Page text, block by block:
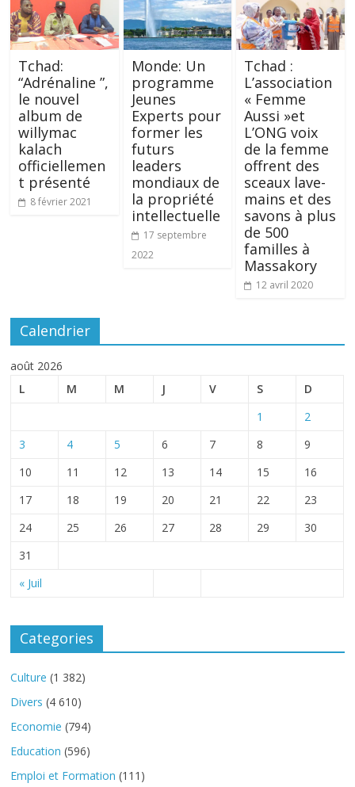
Tchad:
“Adrénaline ”,
le nouvel
album de
willymac
kalach
officiellemen
t présenté
8 février 2021
Monde: Un
programme
Jeunes
Experts pour
former les
futurs
leaders
mondiaux de
la propriété
intellectuelle
17 septembre
2022
Tchad :
L’association
« Femme
Aussi »et
L’ONG voix
de la femme
offrent des
sceaux lave-
mains et des
savons à plus
de 500
familles à
Massakory
12 avril 2020
Calendrier
août 2026
L
M M J V S D
« Juil
1
2
3
4 5 6 7 8
9
10
11 12 13 14 15
16
17
18 19 20 21 22
23
24
25 26 27 28 29
30
31
Categories
Culture (1 382)
Divers (4 610)
Economie (794)
Education (596)
Emploi et Formation (111)